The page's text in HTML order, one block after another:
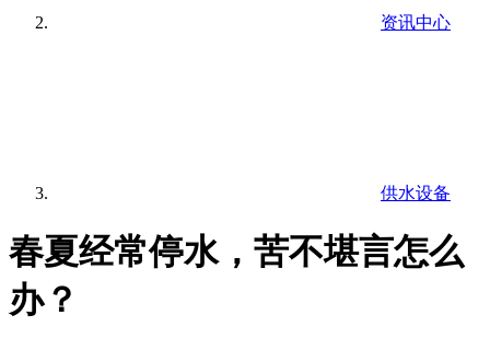
资讯中心
供水设备
春夏经常停水，苦不堪言怎么
办？